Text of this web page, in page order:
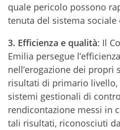
quale pericolo possono
tenuta del sistema sociale
3. Efficienza e qualità: Il
Emilia persegue
nell’erogazione dei propri
risultati di primario
sistemi gestionali di
rendicontazione messi in
tali risultati, riconosciuti